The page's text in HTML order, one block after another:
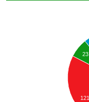
23
121